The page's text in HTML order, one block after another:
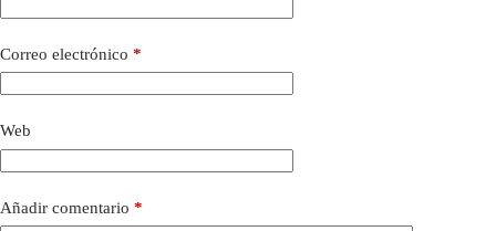
Correo electrónico *
Web
Añadir comentario *